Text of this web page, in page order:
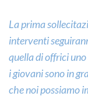
La prima
interventi
quella di offrici
i giovani sono in
che noi possiamo